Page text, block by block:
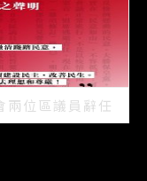
位區議員辭任